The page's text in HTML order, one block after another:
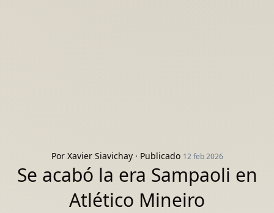
Por Xavier Siavichay· Publicado 12 feb 2026
Se acabó la era Sampaoli en
Atlético Mineiro